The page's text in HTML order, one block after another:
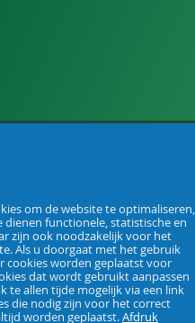
huis, erf en tuin.
Colofon
om de website te optimaliseren,
dienen functionele, statistische en
zijn ook noodzakelijk voor het
Als u doorgaat met het gebruik
cookies worden geplaatst voor
dat wordt gebruikt aanpassen
te allen tijde mogelijk via een link
die nodig zijn voor het correct
worden geplaatst.Afdruk